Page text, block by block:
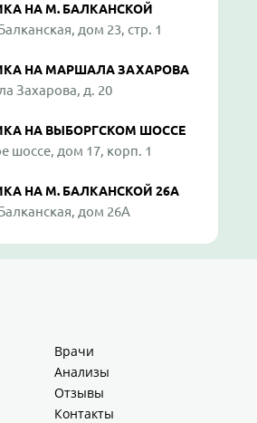
НА М. БАЛКАНСКОЙ
дом 23, стр. 1
НА МАРШАЛА ЗАХАРОВА
Захарова, д. 20
НА ВЫБОРГСКОМ ШОССЕ
шоссе, дом 17, корп. 1
НА М. БАЛКАНСКОЙ 26А
дом 26А
Врачи
Анализы
Отзывы
Контакты